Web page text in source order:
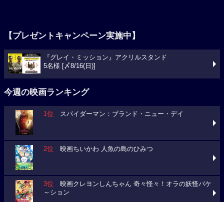
【プレゼントキャンペーン実施中】
『グレイ・ミッション』アクリルスタンド
5名様 [〆8/16(日)]
今週の映画ランキング
1位 スパイダーマン：ブランド・ニュー・デイ
2位 映画ちいかわ 人魚の島のひみつ
3位 映画クレヨンしんちゃん 奇々怪々！オラの妖怪バケ
～ション